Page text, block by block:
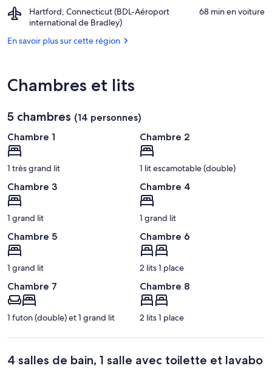
MGM
Springfield
Hartford, Connecticut (BDL-Aéroport
international de Bradley)
Airport,
Hartford,
(BDL-
Bradley)
‪68 min en voiture‬
En savoir plus sur cette région
Chambres et lits
5 chambres (14 personnes)
Chambre 1
1 très grand lit
Chambre 2
1 lit escamotable (double)
Chambre 3
1 grand lit
Chambre 4
1 grand lit
Chambre 5
1 grand lit
Chambre 6
2 lits 1 place
Chambre 7
1 futon (double) et 1 grand lit
Chambre 8
2 lits 1 place
4 salles de bain, 1 salle avec toilette et lavabo